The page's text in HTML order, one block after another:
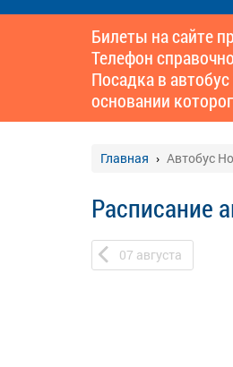
Билеты на сайте
Телефон
Посадка в
основании
Главная Автобус
Расписание
07 августа